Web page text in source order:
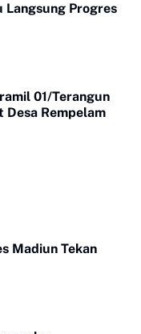
Langsung Progres
01/Terangun
Desa Rempelam
Madiun Tekan